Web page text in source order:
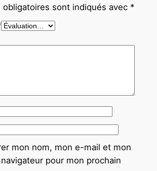
obligatoires sont indiqués avec *
mon nom, mon e-mail et mon
pour mon prochain